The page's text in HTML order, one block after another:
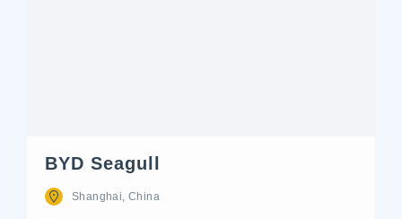
BYD Seagull
Shanghai, China